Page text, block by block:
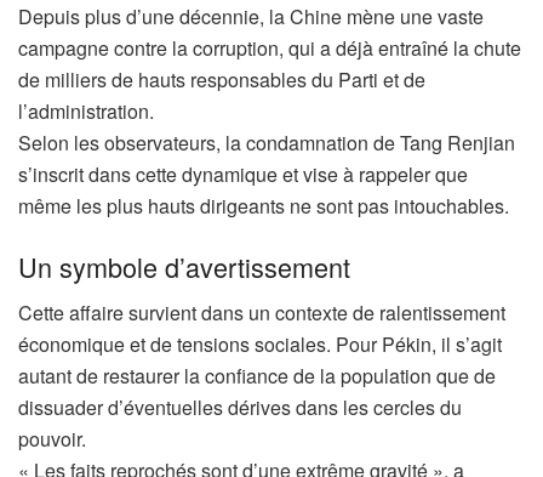
Depuis plus d’une décennie, la Chine mène une vaste
campagne contre la corruption, qui a déjà entraîné la chute
de milliers de hauts responsables du Parti et de
l’administration.
Selon les observateurs, la condamnation de Tang Renjian
s’inscrit dans cette dynamique et vise à rappeler que
même les plus hauts dirigeants ne sont pas intouchables.
Un symbole d’avertissement
Cette affaire survient dans un contexte de ralentissement
économique et de tensions sociales. Pour Pékin, il s’agit
autant de restaurer la confiance de la population que de
dissuader d’éventuelles dérives dans les cercles du
pouvoir.
« Les faits reprochés sont d’une extrême gravité », a